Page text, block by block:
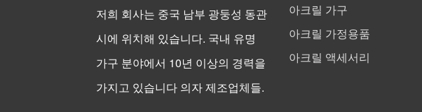
저희 회사는 중국 남부 광둥성 동관
시에 위치해 있습니다. 국내 유명
가구 분야에서 10년 이상의 경력을
가지고 있습니다 의자 제조업체들.
아크릴 가구
아크릴 가정용품
아크릴 액세서리